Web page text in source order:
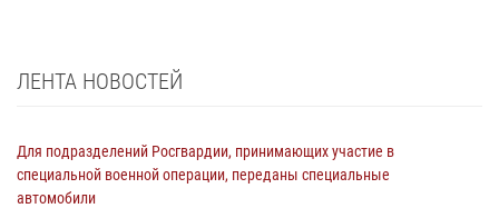
ЛЕНТА НОВОСТЕЙ
Для подразделений Росгвардии, принимающих участие в
специальной военной операции, переданы специальные
автомобили